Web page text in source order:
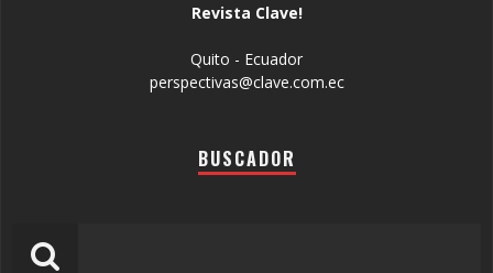
Revista Clave!
Quito - Ecuador
perspectivas@clave.com.ec
BUSCADOR